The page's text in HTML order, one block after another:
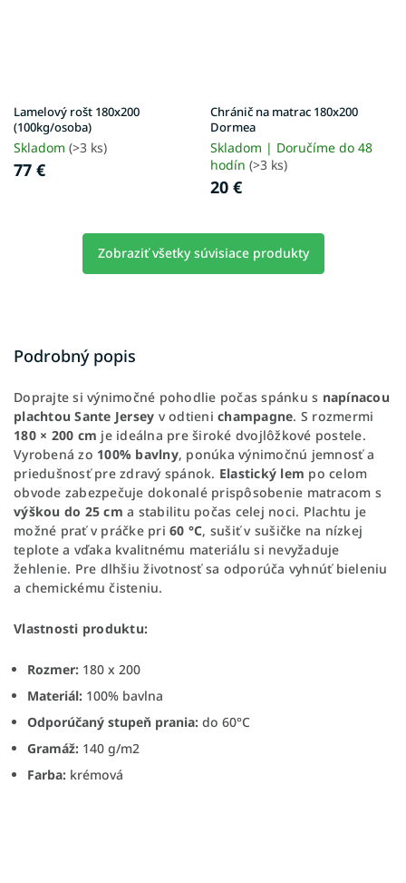
Lamelový rošt 180x200
(100kg/osoba)
Skladom (>3 ks)
77 €
Chránič na matrac 180x200
Dormea
Skladom | Doručíme do 48
hodín (>3 ks)
20 €
Zobraziť všetky súvisiace produkty
Podrobný popis
Doprajte si výnimočné pohodlie počas spánku s napínacou
plachtou Sante Jersey v odtieni champagne. S rozmermi
180 × 200 cm je ideálna pre široké dvojlôžkové postele.
Vyrobená zo 100% bavlny, ponúka výnimočnú jemnosť a
priedušnosť pre zdravý spánok. Elastický lem po celom
obvode zabezpečuje dokonalé prispôsobenie matracom s
výškou do 25 cm a stabilitu počas celej noci. Plachtu je
možné prať v práčke pri 60 °C, sušiť v sušičke na nízkej
teplote a vďaka kvalitnému materiálu si nevyžaduje
žehlenie. Pre dlhšiu životnosť sa odporúča vyhnúť bieleniu
a chemickému čisteniu.
Vlastnosti produktu:
Rozmer: 180 x 200
Materiál: 100% bavlna
Odporúčaný stupeň prania: do 60°C
Gramáž: 140 g/m2
Farba: krémová